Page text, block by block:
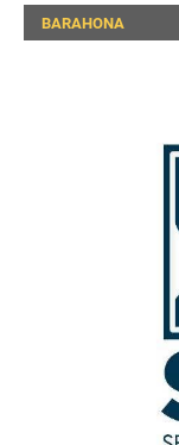
BARAHONA